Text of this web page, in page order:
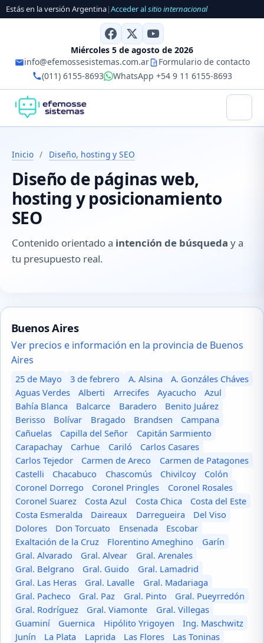
Estás en la versión Argentina|Acceder alsitio internacional
Miércoles 5 de agosto de 2026
info@efemossesistemas.com.ar
Formulario de contacto
(011) 6155-8693
WhatsApp +54 9 11 6155-8693
Inicio / Diseño, hosting y SEO
Diseño de páginas web,
hosting y posicionamiento
SEO
Contenido orientado a intención de búsqueda y a
tu presupuesto real.
Buenos Aires
Ver precios e información en la provincia de Buenos
Aires
25 de Mayo 3 de febrero A. Alsina
A. Gonzáles Cháves
Aguas Verdes
Alberti Arrecifes Ayacucho
Azul
Bahía Blanca
Balcarce Baradero
Benito Juárez
Berisso
Bolívar Bragado Brandsen
Campana
Cañuelas
Capilla del Señor
Capitán Sarmiento
Carapachay
Carhue Cariló
Carlos Casares
Carlos Tejedor
Carmen de Areco
Carmen de Patagones
Castelli
Chacabuco Chascomús Chivilcoy
Colón
Coronel Dorrego
Coronel Pringles
Coronel Rosales
Coronel Suarez
Costa Azul Costa Chica
Costa del Este
Costa Esmeralda
Daireaux Darregueira
Del Viso
Dolores
Don Torcuato Ensenada
Escobar
Exaltación de la Cruz
Florentino Ameghino
Garín
Gral. Alvarado
Gral. Alvear
Gral. Arenales
Gral. Belgrano
Gral. Guido
Gral. Lamadrid
Gral. Las Heras
Gral. Lavalle
Gral. Madariaga
Gral. Pacheco
Gral. Paz Gral. Pinto
Gral. Pueyrredón
Gral. Rodríguez
Gral. Viamonte
Gral. Villegas
Guaminí
Guernica Hipólito Yrigoyen
Ing. Maschwitz
Junín
La Plata Laprida Las Flores
Las Toninas